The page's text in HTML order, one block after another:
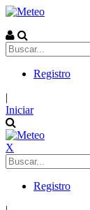
Registro
|
Iniciar
X
Registro